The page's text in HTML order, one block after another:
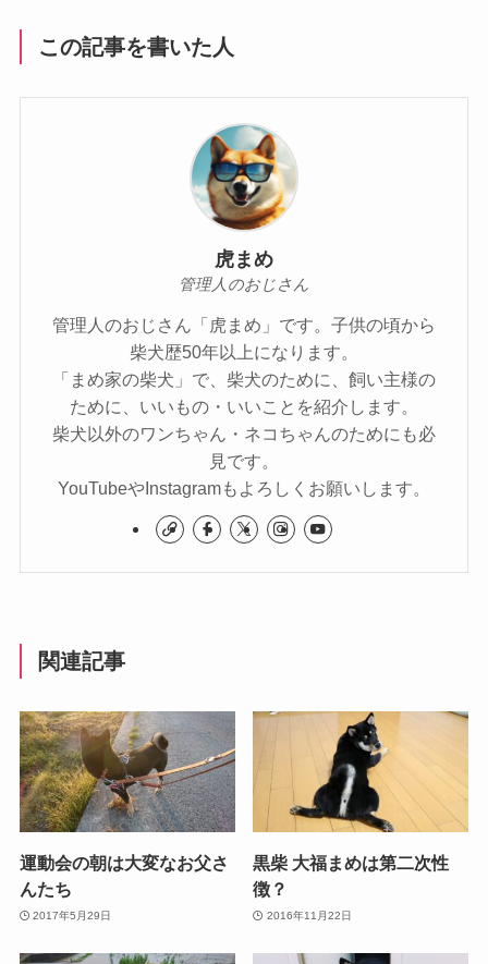
この記事を書いた人
虎まめ
管理人のおじさん
管理人のおじさん「虎まめ」です。子供の頃から
柴犬歴50年以上になります。
「まめ家の柴犬」で、柴犬のために、飼い主様の
ために、いいもの・いいことを紹介します。
柴犬以外のワンちゃん・ネコちゃんのためにも必
見です。
YouTubeやInstagramもよろしくお願いします。
関連記事
運動会の朝は大変なお父さ
んたち
2017年5月29日
黒柴 大福まめは第二次性
徴？
2016年11月22日